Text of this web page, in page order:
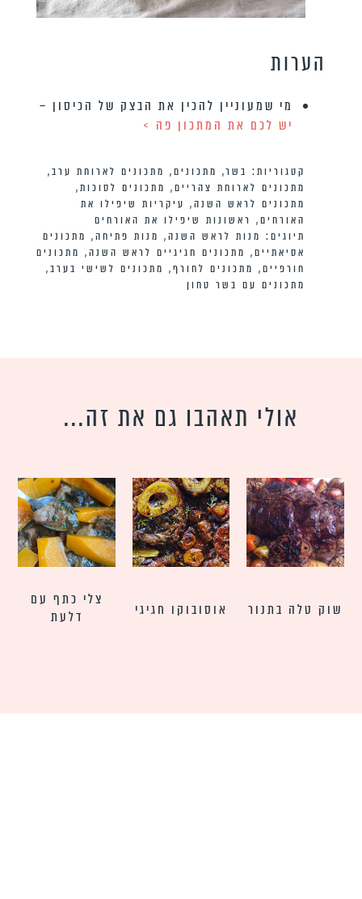
הערות
מי שמעוניין להכין את הבצק של הכיסון –
יש לכם את המתכון פה >
קטגוריות: בשר, מתכונים, מתכונים לארוחת ערב,
מתכונים לארוחת צהריים, מתכונים לסוכות,
מתכונים לראש השנה, עיקריות שיפילו את
האורחים, ראשונות שיפילו את האורחים
תיוגים: מנות לראש השנה, מנות פתיחה, מתכונים
אסיאתיים, מתכונים חגיגיים לראש השנה, מתכונים
חורפיים, מתכונים לחורף, מתכונים לשישי בערב,
מתכונים עם בשר טחון
אולי תאהבו גם את זה...
שוק טלה בתנור אוסובוקו חגיגי
צלי כתף עם
דלעת